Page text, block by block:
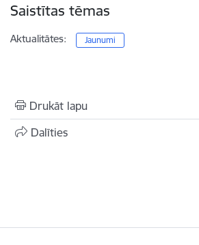
Saistītas tēmas
Aktualitātes: Jaunumi
Drukāt lapu
Dalīties